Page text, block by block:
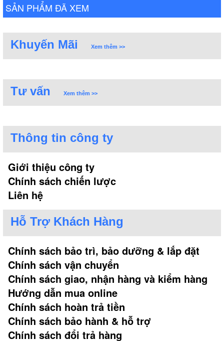
SẢN PHẨM ĐÃ XEM
Khuyến Mãi Xem thêm >>
Tư vấn Xem thêm >>
Thông tin công ty
Giới thiệu công ty
Chính sách chiến lược
Liên hệ
Hỗ Trợ Khách Hàng
Chính sách bảo trì, bảo dưỡng & lắp đặt
Chính sách vận chuyển
Chính sách giao, nhận hàng và kiểm hàng
Hướng dẫn mua online
Chính sách hoàn trả tiền
Chính sách bảo hành & hỗ trợ
Chính sách đổi trả hàng